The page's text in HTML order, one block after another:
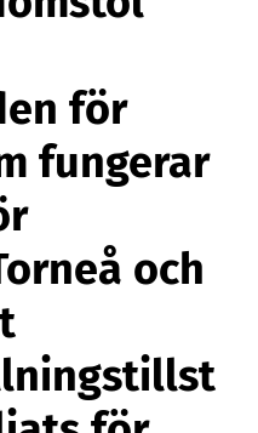
för
fungerar
och